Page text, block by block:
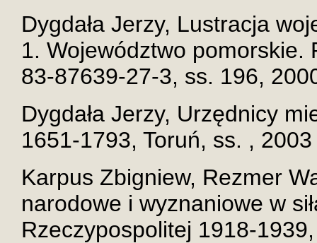
Dygdała Jerzy, Lustracja
1. Województwo pomorskie.
83-87639-27-3, ss. 196,
Dygdała Jerzy, Urzędnicy
1651-1793, Toruń, ss. ,
Karpus Zbigniew, Rezmer
narodowe i wyznaniowe w
Rzeczypospolitej 1918-